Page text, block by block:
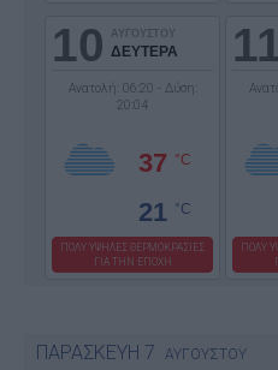
10 ΑΥΓΟΥΣΤΟΥ
ΔΕΥΤΕΡΑ
Ανατολή: 06:20 - Δύση:
20:04
37 °C
21 °C
ΠΟΛΥ ΥΨΗΛΕΣ ΘΕΡΜΟΚΡΑΣΙΕΣ
ΓΙΑ ΤΗΝ ΕΠΟΧΗ
ΠΟΛΥ
ΠΑΡΑΣΚΕΥΗ 7 ΑΥΓΟΥΣΤΟΥ